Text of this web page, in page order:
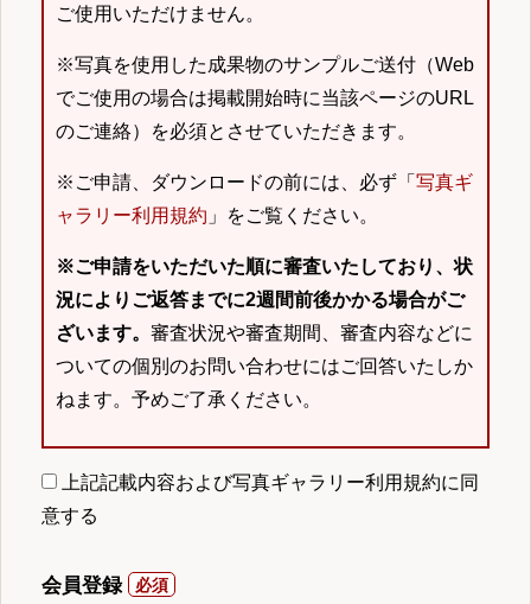
ご使用いただけません。
※写真を使用した成果物のサンプルご送付（Web
でご使用の場合は掲載開始時に当該ページのURL
のご連絡）を必須とさせていただきます。
※ご申請、ダウンロードの前には、必ず「 写真ギ
ャラリー利用規約 」をご覧ください。
※ご申請をいただいた順に審査いたしており、状
況によりご返答までに2週間前後かかる場合がご
ざいます。 審査状況や審査期間、審査内容などに
ついての個別のお問い合わせにはご回答いたしか
ねます。予めご了承ください。
上記記載内容および写真ギャラリー利用規約に同
意する
会員登録